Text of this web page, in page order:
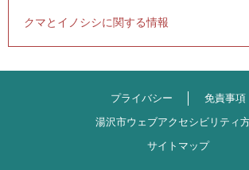
クマとイノシシに関する情報
プライバシー
免責事項
湯沢市ウェブアクセシビリティ
サイトマップ